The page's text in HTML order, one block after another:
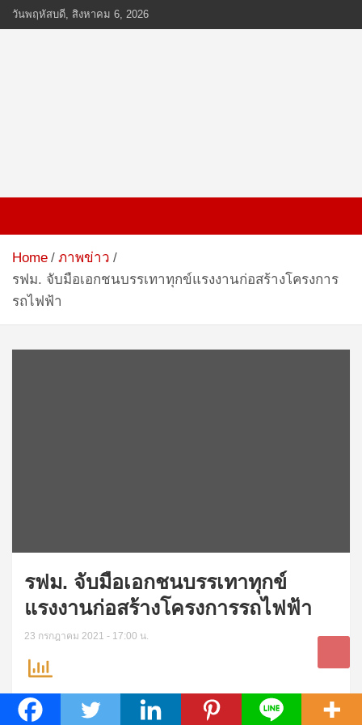
Skip
to
วันพฤหัสบดี, สิงหาคม 6, 2026
Home
ภาพข่าว
รฟม. จับมือเอกชนบรรเทาทุกข์แรงงานก่อสร้างโครงการ
รถไฟฟ้า
รฟม. จับมือเอกชนบรรเทาทุกข์
แรงงานก่อสร้างโครงการรถไฟฟ้า
23 กรกฎาคม 2021 - 17:00 น.
วันนี้ (23 กรกฎาคม 2564) การรถไฟฟ้าขนส่งมวลชน